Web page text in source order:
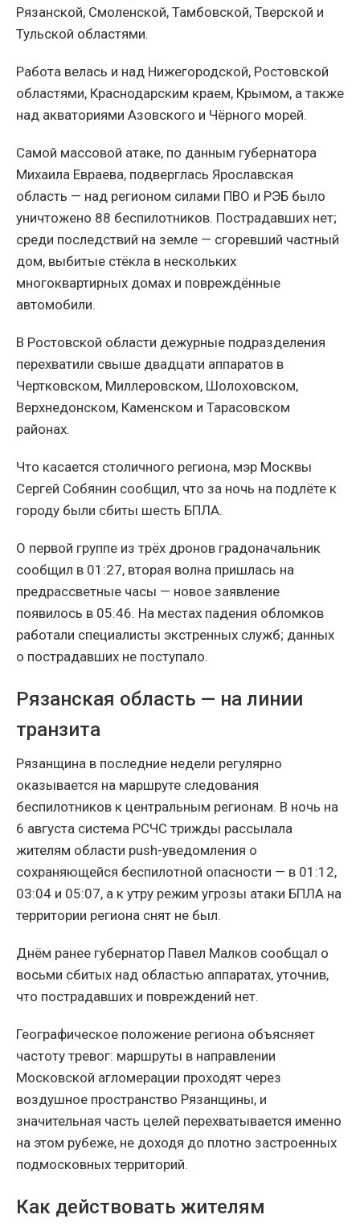
Рязанской, Смоленской, Тамбовской, Тверской и
Тульской областями.
Работа велась и над Нижегородской, Ростовской
областями, Краснодарским краем, Крымом, а также
над акваториями Азовского и Чёрного морей.
Самой массовой атаке, по данным губернатора
Михаила Евраева, подверглась Ярославская
область — над регионом силами ПВО и РЭБ было
уничтожено 88 беспилотников. Пострадавших нет;
среди последствий на земле — сгоревший частный
дом, выбитые стёкла в нескольких
многоквартирных домах и повреждённые
автомобили.
В Ростовской области дежурные подразделения
перехватили свыше двадцати аппаратов в
Чертковском, Миллеровском, Шолоховском,
Верхнедонском, Каменском и Тарасовском
районах.
Что касается столичного региона, мэр Москвы
Сергей Собянин сообщил, что за ночь на подлёте к
городу были сбиты шесть БПЛА.
О первой группе из трёх дронов градоначальник
сообщил в 01:27, вторая волна пришлась на
предрассветные часы — новое заявление
появилось в 05:46. На местах падения обломков
работали специалисты экстренных служб; данных
о пострадавших не поступало.
Рязанская область — на линии
транзита
Рязанщина в последние недели регулярно
оказывается на маршруте следования
беспилотников к центральным регионам. В ночь на
6 августа система РСЧС трижды рассылала
жителям области push-уведомления о
сохраняющейся беспилотной опасности — в 01:12,
03:04 и 05:07, а к утру режим угрозы атаки БПЛА на
территории региона снят не был.
Днём ранее губернатор Павел Малков сообщал о
восьми сбитых над областью аппаратах, уточнив,
что пострадавших и повреждений нет.
Географическое положение региона объясняет
частоту тревог: маршруты в направлении
Московской агломерации проходят через
воздушное пространство Рязанщины, и
значительная часть целей перехватывается именно
на этом рубеже, не доходя до плотно застроенных
подмосковных территорий.
Как действовать жителям